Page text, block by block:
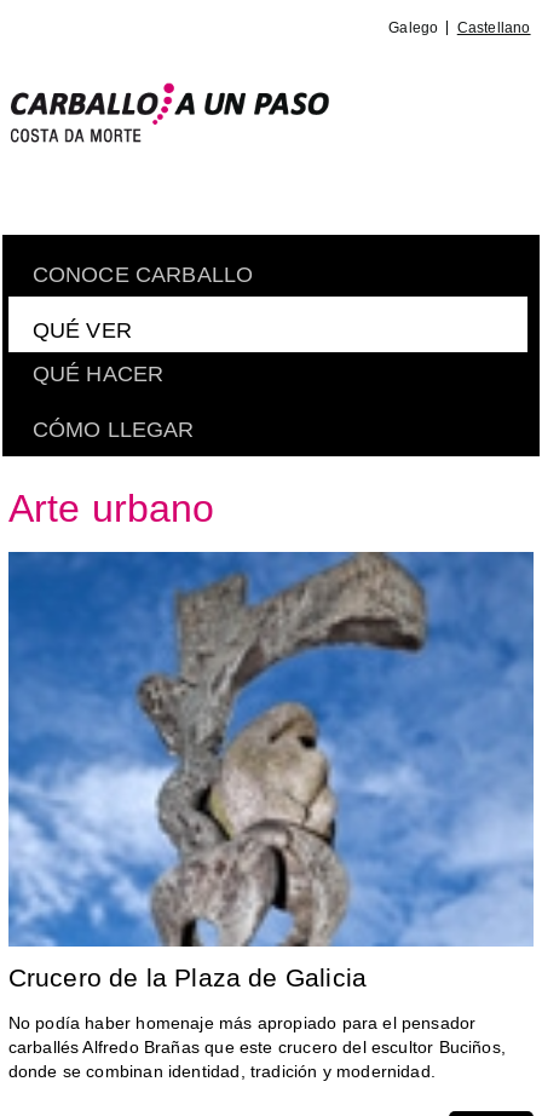
Galego Castellano
CONOCE CARBALLO
QUÉ VER
QUÉ HACER
CÓMO LLEGAR
Arte urbano
Crucero de la Plaza de Galicia
No podía haber homenaje más apropiado para el pensador
carballés Alfredo Brañas que este crucero del escultor Buciños,
donde se combinan identidad, tradición y modernidad.